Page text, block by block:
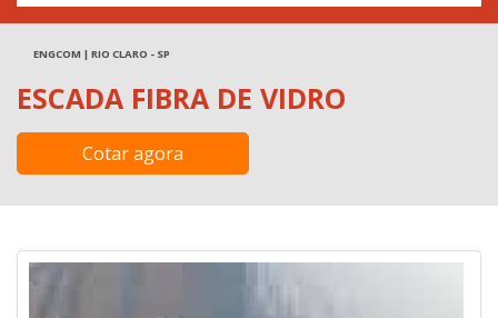
ENGCOM | RIO CLARO - SP
ESCADA FIBRA DE VIDRO
Cotar agora